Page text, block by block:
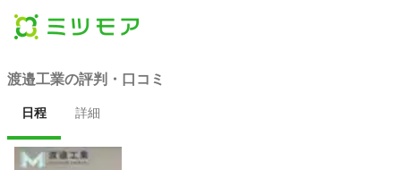
渡邉工業の評判・口コミ
日程 詳細